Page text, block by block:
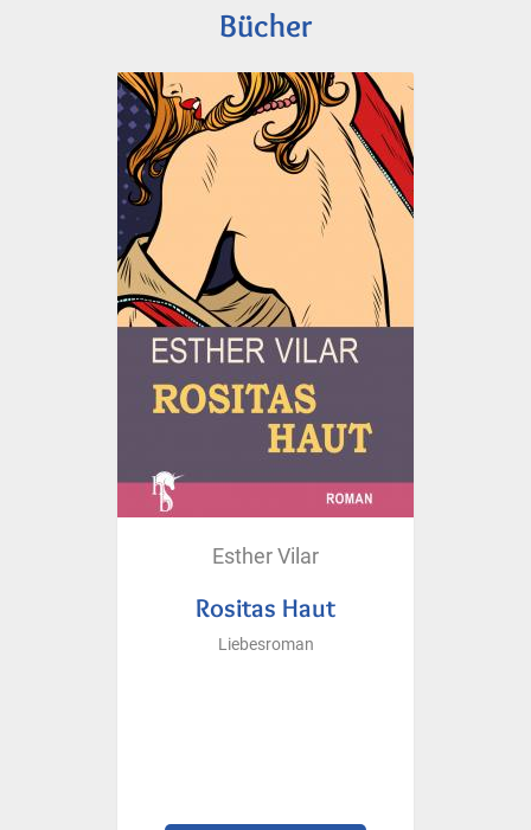
Bücher
Esther Vilar
Rositas Haut
Liebesroman